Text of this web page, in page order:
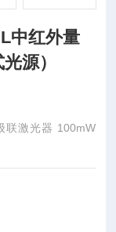
中红外量
源）
联激光器 100mW
中红外量子级联激
源功率高不需要IT
择。超过100nm